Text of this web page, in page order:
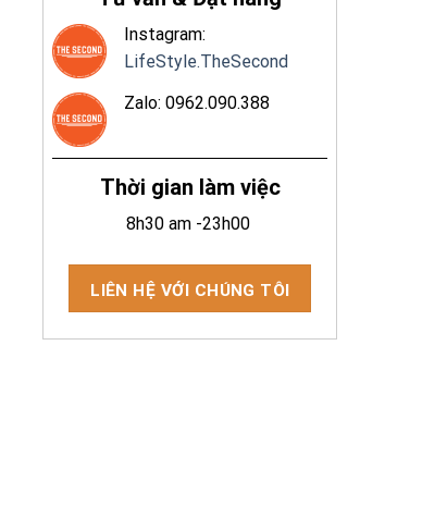
Instagram:
LifeStyle.TheSecond
Zalo: 0962.090.388
Thời gian làm việc
8h30 am -23h00
LIÊN HỆ VỚI CHÚNG TÔI